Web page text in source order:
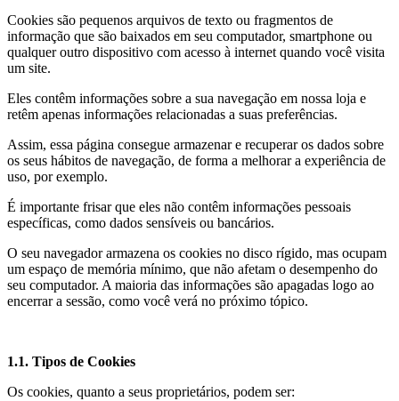
Cookies são pequenos arquivos de texto ou fragmentos de
informação que são baixados em seu computador, smartphone ou
qualquer outro dispositivo com acesso à internet quando você visita
um site.
Eles contêm informações sobre a sua navegação em nossa loja e
retêm apenas informações relacionadas a suas preferências.
Assim, essa página consegue armazenar e recuperar os dados sobre
os seus hábitos de navegação, de forma a melhorar a experiência de
uso, por exemplo.
É importante frisar que eles não contêm informações pessoais
específicas, como dados sensíveis ou bancários.
O seu navegador armazena os cookies no disco rígido, mas ocupam
um espaço de memória mínimo, que não afetam o desempenho do
seu computador. A maioria das informações são apagadas logo ao
encerrar a sessão, como você verá no próximo tópico.
1.1. Tipos de Cookies
Os cookies, quanto a seus proprietários, podem ser: